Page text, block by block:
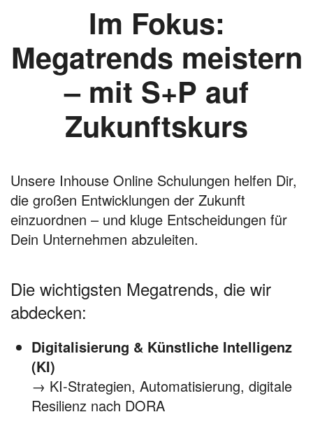
Im Fokus:
Megatrends meistern
– mit S+P auf
Zukunftskurs
Unsere Inhouse Online Schulungen helfen Dir,
die großen Entwicklungen der Zukunft
einzuordnen – und kluge Entscheidungen für
Dein Unternehmen abzuleiten.
Die wichtigsten Megatrends, die wir
abdecken:
Digitalisierung & Künstliche Intelligenz
(KI)
→ KI-Strategien, Automatisierung, digitale
Resilienz nach DORA